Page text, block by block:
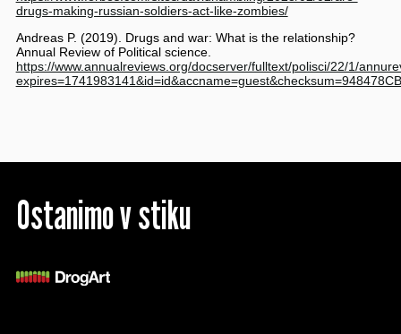
drugs-making-russian-soldiers-act-like-zombies/
Andreas P. (2019). Drugs and war: What is the relationship?
Annual Review of Political science.
https://www.annualreviews.org/docserver/fulltext/polisci/22/1/
Ostanimo v stiku